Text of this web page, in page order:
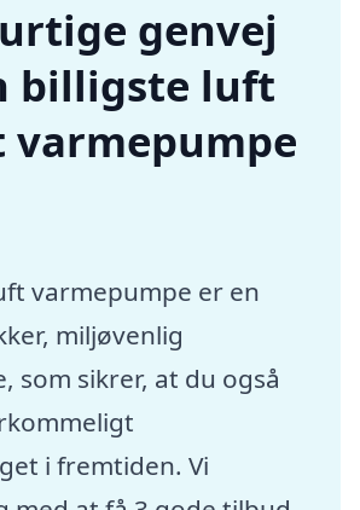
genvej
billigste luft
varmepumpe er en
miljøvenlig
som sikrer, at du også
i fremtiden. Vi